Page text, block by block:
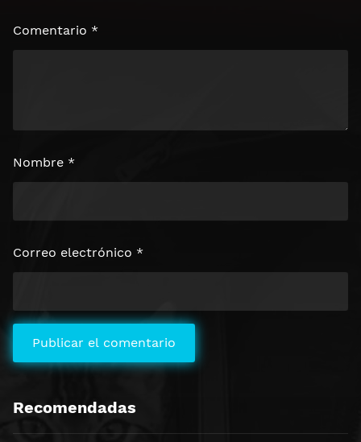
Comentario *
Nombre *
Correo electrónico *
Recomendadas